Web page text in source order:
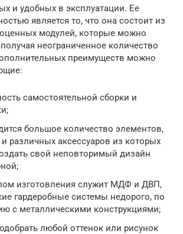
и удобных в эксплуатации. Ее
является то, что она состоит из
модулей, которые можно
неограниченное количество
преимуществ можно
самостоятельной сборки и
большое количество элементов,
различных аксессуаров из которых
свой неповторимый дизайн
изготовления служит МДФ и ДВП,
гардеробные системы недорого, по
с металлическими конструкциями;
любой оттенок или рисунок